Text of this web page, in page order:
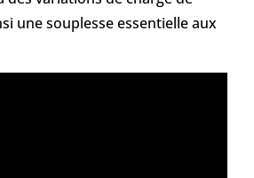
une souplesse essentielle aux